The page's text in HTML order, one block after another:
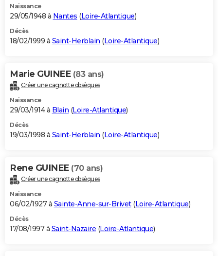
Naissance
29/05/1948 à Nantes (Loire-Atlantique)
Décès
18/02/1999 à Saint-Herblain (Loire-Atlantique)
Marie GUINEE (83 ans)
Créer une cagnotte obsèques
Naissance
29/03/1914 à Blain (Loire-Atlantique)
Décès
19/03/1998 à Saint-Herblain (Loire-Atlantique)
Rene GUINEE (70 ans)
Créer une cagnotte obsèques
Naissance
06/02/1927 à Sainte-Anne-sur-Brivet(Loire-Atlantique)
Décès
17/08/1997 à Saint-Nazaire (Loire-Atlantique)